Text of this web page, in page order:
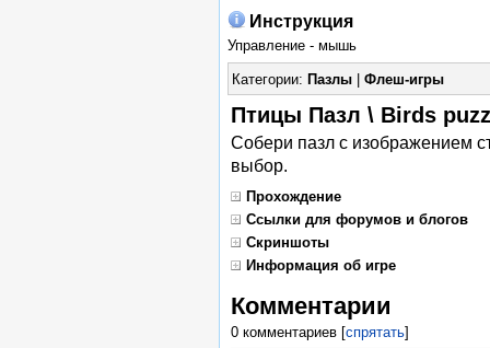
Инструкция
Управление - мышь
Категории: Пазлы| Флеш-игры
Птицы Пазл \ Birds
Собери пазл с изображением
выбор.
Прохождение
Ссылки для форумов и блогов
Скриншоты
Информация об игре
Комментарии
0 комментариев[спрятать]